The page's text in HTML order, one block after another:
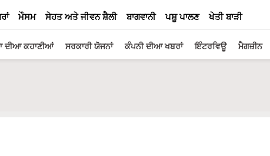
ਮੌਸਮ ਸੇਹਤ ਅਤੇ ਜੀਵਨ ਸ਼ੈਲੀ ਬਾਗਵਾਨੀ ਪਸ਼ੂ ਪਾਲਣ ਖੇਤੀ ਬਾੜੀ
ਦੀਆ ਕਹਾਣੀਆਂ ਸਰਕਾਰੀ ਯੋਜਨਾਂ ਕੰਪਨੀ ਦੀਆ ਖਬਰਾਂ ਇੰਟਰਵਿਊ ਮੈਗਜ਼ੀਨ